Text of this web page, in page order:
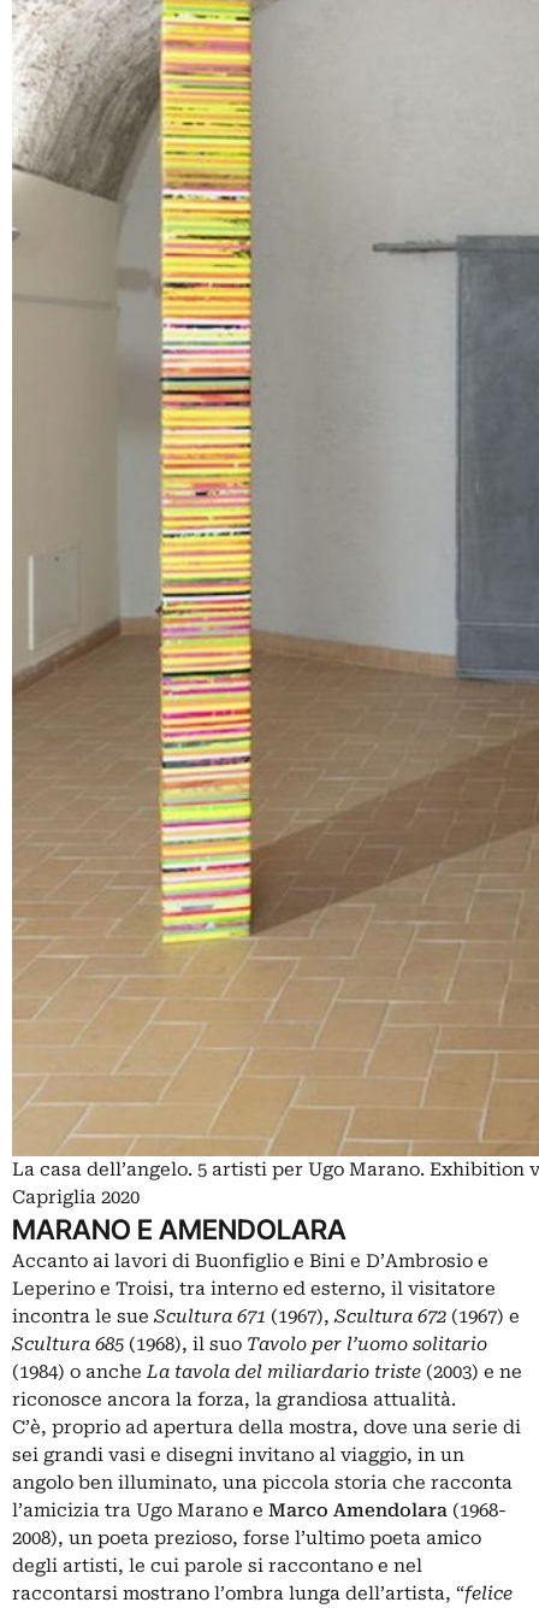
La casa dell’angelo. 5 artisti per Ugo Marano.
Capriglia 2020
MARANO E AMENDOLARA
Accanto ai lavori di Buonfiglio e Bini e D’Ambrosio e
Leperino e Troisi, tra interno ed esterno, il visitatore
incontra le sue Scultura 671 (1967), Scultura 672 (1967) e
Scultura 685 (1968), il suo Tavolo per l’uomo solitario
(1984) o anche La tavola del miliardario triste (2003) e ne
riconosce ancora la forza, la grandiosa attualità.
C’è, proprio ad apertura della mostra, dove una serie di
sei grandi vasi e disegni invitano al viaggio, in un
angolo ben illuminato, una piccola storia che racconta
l’amicizia tra Ugo Marano e Marco Amendolara (1968-
2008), un poeta prezioso, forse l’ultimo poeta amico
degli artisti, le cui parole si raccontano e nel
raccontarsi mostrano l’ombra lunga dell’artista, “felice